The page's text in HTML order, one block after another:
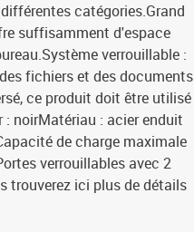
catégories.Grand
suffisamment d'espace
verrouillable :
fichiers et des documents
ce produit doit être utilisé
noirMatériau : acier enduit
de charge maximale
verrouillables avec 2
trouverez ici plus de détails